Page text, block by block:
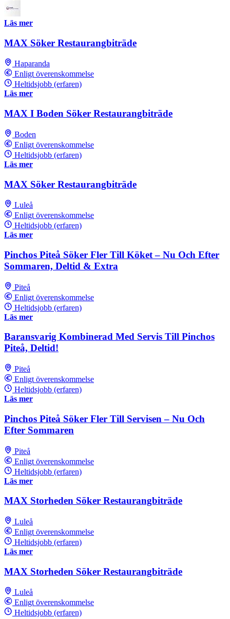
Läs mer
MAX Söker Restaurangbiträde
Haparanda
Enligt överenskommelse
Heltidsjobb (erfaren)
Läs mer
MAX I Boden Söker Restaurangbiträde
Boden
Enligt överenskommelse
Heltidsjobb (erfaren)
Läs mer
MAX Söker Restaurangbiträde
Luleå
Enligt överenskommelse
Heltidsjobb (erfaren)
Läs mer
Pinchos Piteå Söker Fler Till Köket – Nu Och Efter
Sommaren, Deltid & Extra
Piteå
Enligt överenskommelse
Heltidsjobb (erfaren)
Läs mer
Baransvarig Kombinerad Med Servis Till Pinchos
Piteå, Deltid!
Piteå
Enligt överenskommelse
Heltidsjobb (erfaren)
Läs mer
Pinchos Piteå Söker Fler Till Servisen – Nu Och
Efter Sommaren
Piteå
Enligt överenskommelse
Heltidsjobb (erfaren)
Läs mer
MAX Storheden Söker Restaurangbiträde
Luleå
Enligt överenskommelse
Heltidsjobb (erfaren)
Läs mer
MAX Storheden Söker Restaurangbiträde
Luleå
Enligt överenskommelse
Heltidsjobb (erfaren)